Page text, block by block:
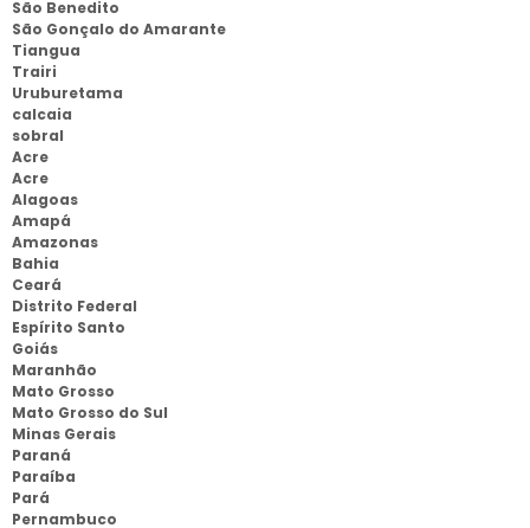
São Benedito
São Gonçalo do Amarante
Tiangua
Trairi
Uruburetama
calcaia
sobral
Acre
Acre
Alagoas
Amapá
Amazonas
Bahia
Ceará
Distrito Federal
Espírito Santo
Goiás
Maranhão
Mato Grosso
Mato Grosso do Sul
Minas Gerais
Paraná
Paraíba
Pará
Pernambuco